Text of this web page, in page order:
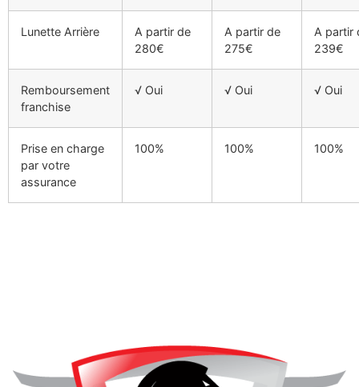
Lunette Arrière
A partir de
280€
A partir de
275€
A partir
239€
Remboursement
franchise
√ Oui √ Oui √ Oui
Prise en charge
par votre
assurance
100% 100% 100%